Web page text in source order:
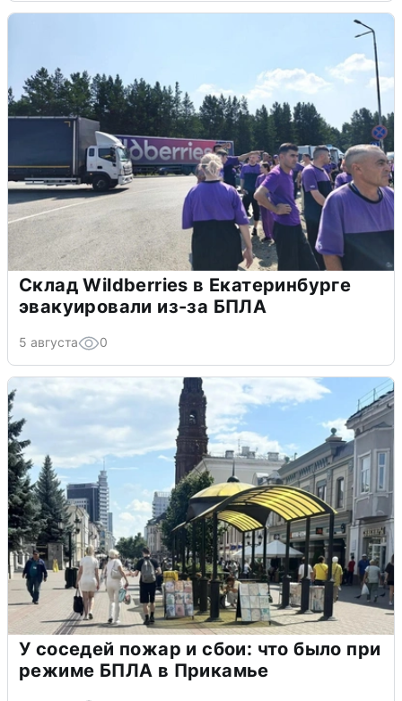
Склад Wildberries в Екатеринбурге
эвакуировали из-за БПЛА
5 августа 0
У соседей пожар и сбои: что было при
режиме БПЛА в Прикамье